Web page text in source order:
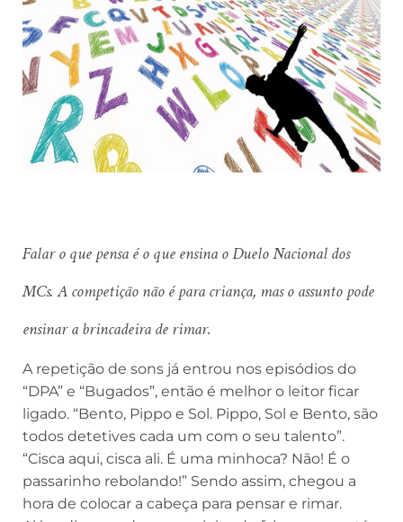
Falar o que pensa é o que ensina o Duelo Nacional dos
MCs. A competição não é para criança, mas o assunto pode
ensinar a brincadeira de rimar.
A repetição de sons já entrou nos episódios do
“DPA” e “Bugados”, então é melhor o leitor ficar
ligado. “Bento, Pippo e Sol. Pippo, Sol e Bento, são
todos detetives cada um com o seu talento”.
“Cisca aqui, cisca ali. É uma minhoca? Não! É o
passarinho rebolando!” Sendo assim, chegou a
hora de colocar a cabeça para pensar e rimar.